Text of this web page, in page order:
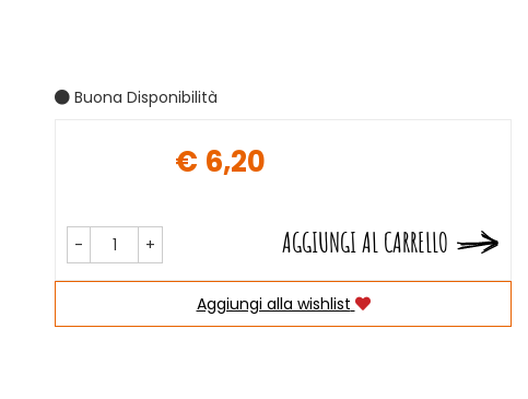
Buona Disponibilità
€ 6,20
- + AGGIUNGI AL CARRELLO
Aggiungi alla wishlist